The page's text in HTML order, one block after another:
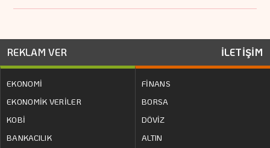
REKLAM VER İLETİŞİM
EKONOMİ
EKONOMİK VERİLER
KOBİ
BANKACILIK
FİNANS
BORSA
DÖVİZ
ALTIN